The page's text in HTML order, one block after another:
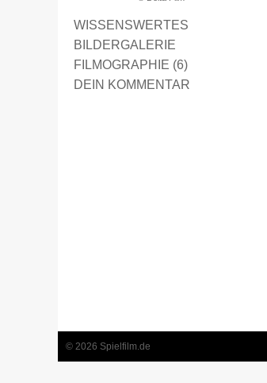
WISSENSWERTES
BILDERGALERIE
FILMOGRAPHIE (6)
DEIN KOMMENTAR
© 2026 Spielfilm.de